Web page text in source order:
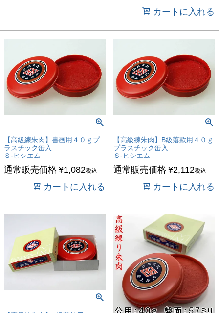
カートに入れる
【高級練朱肉】書画用４０ｇプ
ラスチック缶入
Ｓ-ヒシエム
通常販売価格 ¥1,082税込
カートに入れる
【高級練朱肉】B級落款用４０ｇ
プラスチック缶入
Ｓ-ヒシエム
通常販売価格 ¥2,112税込
カートに入れる